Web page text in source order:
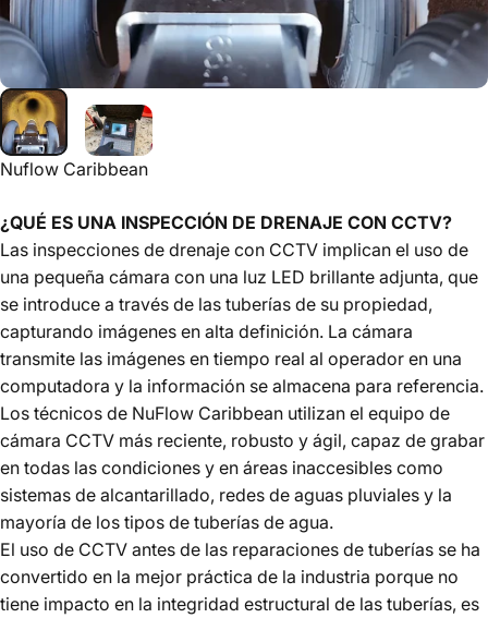
Nuflow Caribbean
¿QUÉ ES UNA INSPECCIÓN DE DRENAJE CON CCTV?
Las inspecciones de drenaje con CCTV implican el uso de
una pequeña cámara con una luz LED brillante adjunta, que
se introduce a través de las tuberías de su propiedad,
capturando imágenes en alta definición. La cámara
transmite las imágenes en tiempo real al operador en una
computadora y la información se almacena para referencia.
Los técnicos de NuFlow Caribbean utilizan el equipo de
cámara CCTV más reciente, robusto y ágil, capaz de grabar
en todas las condiciones y en áreas inaccesibles como
sistemas de alcantarillado, redes de aguas pluviales y la
mayoría de los tipos de tuberías de agua.
El uso de CCTV antes de las reparaciones de tuberías se ha
convertido en la mejor práctica de la industria porque no
tiene impacto en la integridad estructural de las tuberías, es